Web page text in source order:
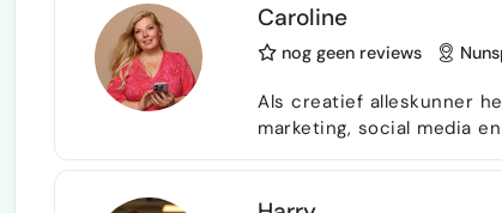
aanpak die past bij jouw
je doelg…
Caroline
nog geen reviews
Als creatief alleskunner
marketing, social media en webshops
gemaakt en uitgevoerd wordt. Mijn basis ligt in design, maar mijn